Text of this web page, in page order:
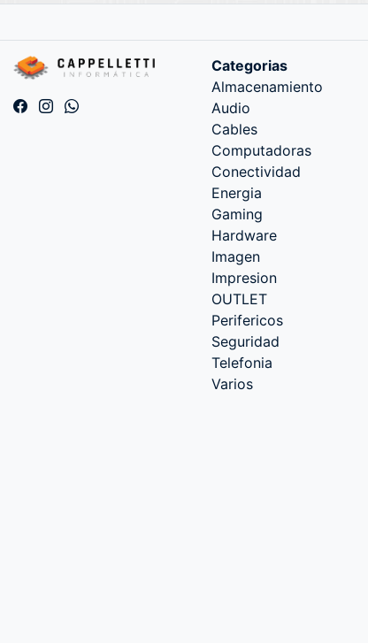
Categorias
Almacenamiento
Audio
Cables
Computadoras
Conectividad
Energia
Gaming
Hardware
Imagen
Impresion
OUTLET
Perifericos
Seguridad
Telefonia
Varios